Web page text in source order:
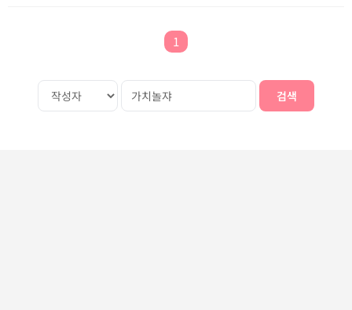
1
검색